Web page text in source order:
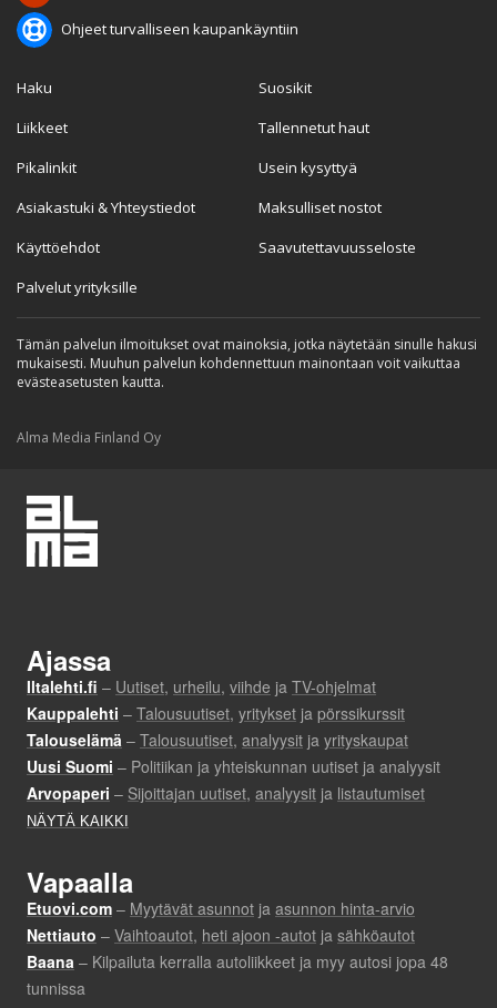
Ohjeet turvalliseen kaupankäyntiin
Haku
Liikkeet
Pikalinkit
Asiakastuki & Yhteystiedot
Käyttöehdot
Palvelut yrityksille
Suosikit
Tallennetut haut
Usein kysyttyä
Maksulliset nostot
Saavutettavuusseloste
Tämän palvelun ilmoitukset ovat mainoksia, jotka näytetään sinulle hakusi
mukaisesti. Muuhun palvelun kohdennettuun mainontaan voit vaikuttaa
evästeasetusten kautta.
Alma Media Finland Oy